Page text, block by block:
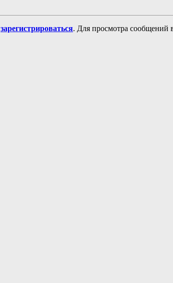
зарегистрироваться. Для просмотра сообщений